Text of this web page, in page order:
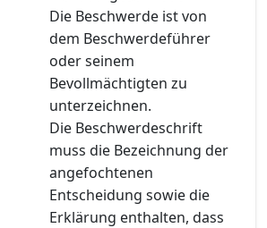
Die Beschwerde ist von
dem Beschwerdeführer
oder seinem
Bevollmächtigten zu
unterzeichnen.
Die Beschwerdeschrift
muss die Bezeichnung der
angefochtenen
Entscheidung sowie die
Erklärung enthalten, dass